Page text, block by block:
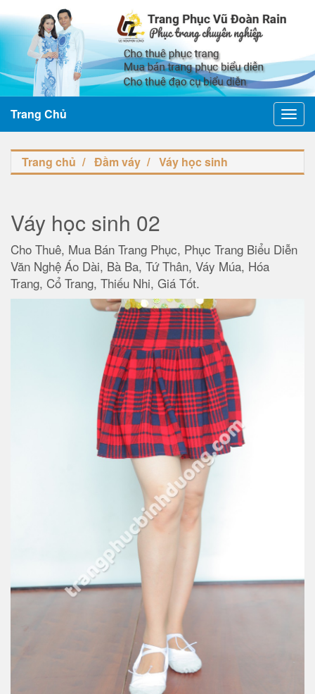
Trang Chủ
Trang chủ Đầm váy Váy học sinh
Váy học sinh 02
Cho Thuê, Mua Bán Trang Phục, Phục Trang Biểu Diễn
Văn Nghệ Áo Dài, Bà Ba, Tứ Thân, Váy Múa, Hóa
Trang, Cổ Trang, Thiếu Nhi, Giá Tốt.